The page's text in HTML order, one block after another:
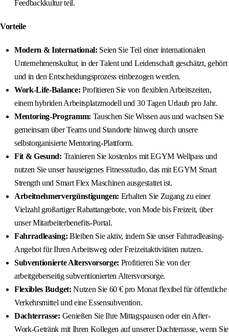
Feedbackkultur teil.
Vorteile
Modern & International: Seien Sie Teil einer internationalen
Unternehmenskultur, in der Talent und Leidenschaft geschätzt, gehört
und in den Entscheidungsprozess einbezogen werden.
Work-Life-Balance: Profitieren Sie von flexiblen Arbeitszeiten,
einem hybriden Arbeitsplatzmodell und 30 Tagen Urlaub pro Jahr.
Mentoring-Programm: Tauschen Sie Wissen aus und wachsen Sie
gemeinsam über Teams und Standorte hinweg durch unsere
selbstorganisierte Mentoring-Plattform.
Fit & Gesund: Trainieren Sie kostenlos mit EGYM Wellpass und
nutzen Sie unser hauseigenes Fitnessstudio, das mit EGYM Smart
Strength und Smart Flex Maschinen ausgestattet ist.
Arbeitnehmervergünstigungen: Erhalten Sie Zugang zu einer
Vielzahl großartiger Rabattangebote, von Mode bis Freizeit, über
unser Mitarbeiterbenefits-Portal.
Fahrradleasing: Bleiben Sie aktiv, indem Sie unser Fahrradleasing-
Angebot für Ihren Arbeitsweg oder Freizeitaktivitäten nutzen.
Subventionierte Altersvorsorge: Profitieren Sie von der
arbeitgeberseitig subventionierten Altersvorsorge.
Flexibles Budget: Nutzen Sie 60 € pro Monat flexibel für öffentliche
Verkehrsmittel und eine Essensubvention.
Dachterrasse: Genießen Sie Ihre Mittagspausen oder ein After-
Work-Getränk mit Ihren Kollegen auf unserer Dachterrasse, wenn Sie